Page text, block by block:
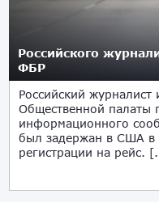
Российского
ФБР
Российский
Общественной палаты
информационного
был задержан в США в
регистрации на рейс.